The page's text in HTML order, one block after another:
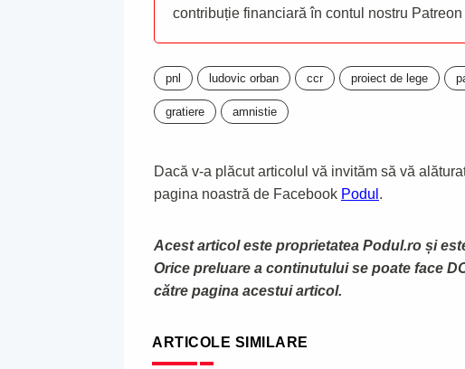
contribuție financiară în contul nostru
pnl ludovic orban ccr proiect de lege
gratiere amnistie
Dacă v-a plăcut articolul vă invităm să vă
pagina noastră de Facebook Podul .
Acest articol este proprietatea Podul.ro și
Orice preluare a continutului se poate face
către pagina acestui articol.
ARTICOLE SIMILARE